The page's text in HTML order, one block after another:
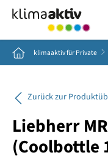
Home klimaaktiv für Private
Zurück zur
Liebherr
(Coolbottle